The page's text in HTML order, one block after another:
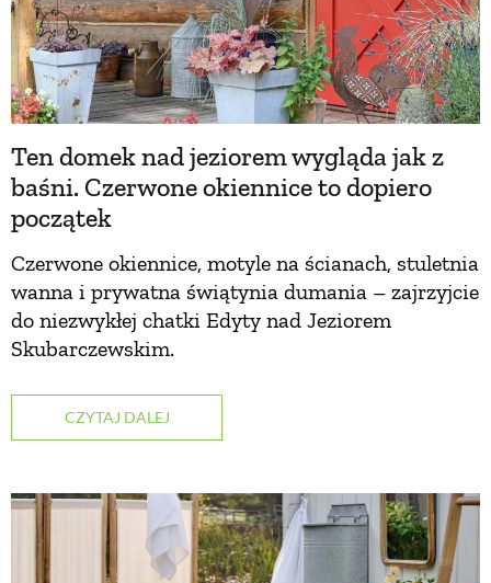
Ten domek nad jeziorem wygląda jak z
baśni. Czerwone okiennice to dopiero
początek
Czerwone okiennice, motyle na ścianach, stuletnia
wanna i prywatna świątynia dumania – zajrzyjcie
do niezwykłej chatki Edyty nad Jeziorem
Skubarczewskim.
CZYTAJ DALEJ
ZRÓB TO SAM
PRZEPISY
ŚNIADANIA
ZUPY
DANIA GŁÓWNE
CIASTA I DESERY
DODATKI
PRZETWORY